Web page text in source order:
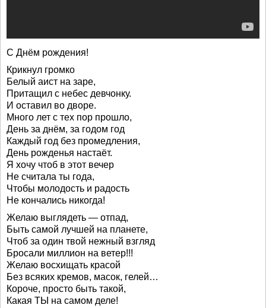
С Днём рождения!
Крикнул громко
Белый аист на заре,
Притащил с небес девчонку.
И оставил во дворе.
Много лет с тех пор прошло,
День за днём, за годом год
Каждый год без промедления,
День рожденья настаёт.
Я хочу чтоб в этот вечер
Не считала ты года,
Чтобы молодость и радость
Не кончались никогда!
Желаю выглядеть — отпад,
Быть самой лучшей на планете,
Чтоб за один твой нежный взгляд
Бросали миллион на ветер!!!
Желаю восхищать красой
Без всяких кремов, масок, гелей…
Короче, просто быть такой,
Какая ТЫ на самом деле!